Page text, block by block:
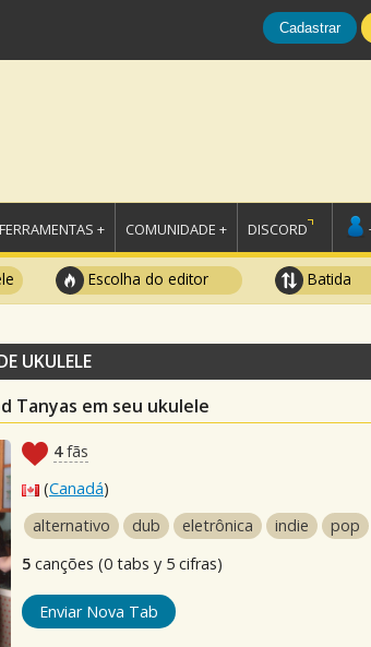
Cadastrar
FERRAMENTAS + COMUNIDADE + DISCORD
Escolha do editor Batida
UKULELE
Tanyas em seu ukulele
4fãs
(Canadá)
alternativo
dub eletrônica indie
pop
5 canções (0 tabs y 5 cifras)
Enviar Nova Tab